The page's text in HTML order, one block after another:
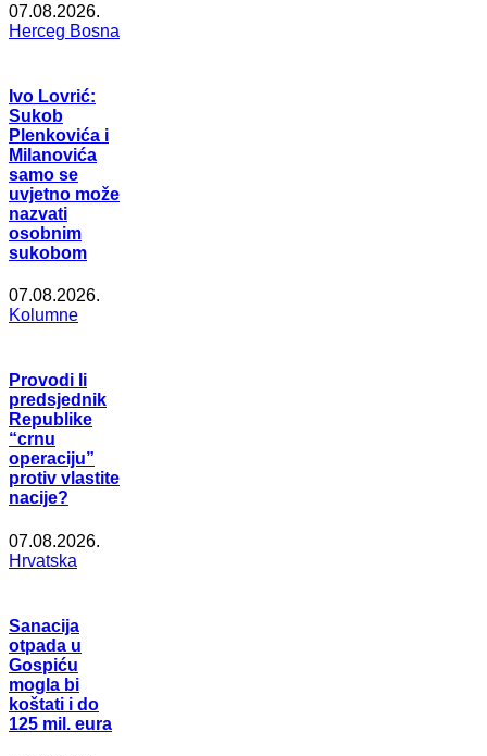
07.08.2026.
Herceg Bosna
Ivo Lovrić:
Sukob
Plenkovića i
Milanovića
samo se
uvjetno može
nazvati
osobnim
sukobom
07.08.2026.
Kolumne
Provodi li
predsjednik
Republike
“crnu
operaciju”
protiv vlastite
nacije?
07.08.2026.
Hrvatska
Sanacija
otpada u
Gospiću
mogla bi
koštati i do
125 mil. eura